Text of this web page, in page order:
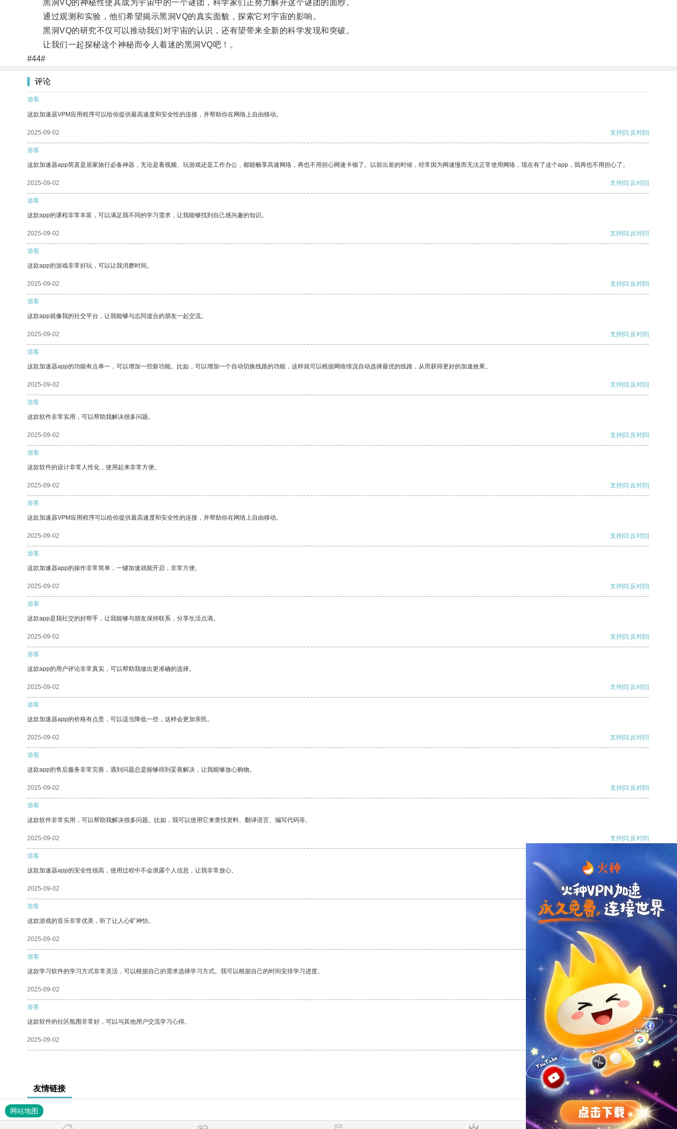
黑洞VQ的神秘性使其成为宇宙中的一个谜团，科学家们正努力解开这个谜团的面纱。
通过观测和实验，他们希望揭示黑洞VQ的真实面貌，探索它对宇宙的影响。
黑洞VQ的研究不仅可以推动我们对宇宙的认识，还有望带来全新的科学发现和突破。
让我们一起探秘这个神秘而令人着迷的黑洞VQ吧！。
#44#
评论
游客
这款加速器VPM应用程序可以给你提供最高速度和安全性的连接，并帮助你在网络上自由移动。
2025-09-02 支持[0] 反对[0]
游客
这款加速器app简直是居家旅行必备神器，无论是看视频、玩游戏还是工作办公，都能畅享高速网络，再也不用担心网速卡顿了。以前出差的时候，经常因为网速慢而无法正常使用网络，现在有了这个app，我再也不用担心了。
2025-09-02 支持[0] 反对[0]
游客
这款app的课程非常丰富，可以满足我不同的学习需求，让我能够找到自己感兴趣的知识。
2025-09-02 支持[0] 反对[0]
游客
这款app的游戏非常好玩，可以让我消磨时间。
2025-09-02 支持[0] 反对[0]
游客
这款app就像我的社交平台，让我能够与志同道合的朋友一起交流。
2025-09-02 支持[0] 反对[0]
游客
这款加速器app的功能有点单一，可以增加一些新功能。比如，可以增加一个自动切换线路的功能，这样就可以根据网络情况自动选择最优的线路，从而获得更好的加速效果。
2025-09-02 支持[0] 反对[0]
游客
这款软件非常实用，可以帮助我解决很多问题。
2025-09-02 支持[0] 反对[0]
游客
这款软件的设计非常人性化，使用起来非常方便。
2025-09-02 支持[0] 反对[0]
游客
这款加速器VPM应用程序可以给你提供最高速度和安全性的连接，并帮助你在网络上自由移动。
2025-09-02 支持[0] 反对[0]
游客
这款加速器app的操作非常简单，一键加速就能开启，非常方便。
2025-09-02 支持[0] 反对[0]
游客
这款app是我社交的好帮手，让我能够与朋友保持联系，分享生活点滴。
2025-09-02 支持[0] 反对[0]
游客
这款app的用户评论非常真实，可以帮助我做出更准确的选择。
2025-09-02 支持[0] 反对[0]
游客
这款加速器app的价格有点贵，可以适当降低一些，这样会更加亲民。
2025-09-02 支持[0] 反对[0]
游客
这款app的售后服务非常完善，遇到问题总是能够得到妥善解决，让我能够放心购物。
2025-09-02 支持[0] 反对[0]
游客
这款软件非常实用，可以帮助我解决很多问题。比如，我可以使用它来查找资料、翻译语言、编写代码等。
2025-09-02 支持[0] 反对[0]
游客
这款加速器app的安全性很高，使用过程中不会泄露个人信息，让我非常放心。
2025-09-02 支持[0] 反对
游客
这款游戏的音乐非常优美，听了让人心旷神怡。
2025-09-02 支持
游客
这款学习软件的学习方式非常灵活，可以根据自己的需求选择学习方式。我可以根据自己的时间安排学习进度。
2025-09-02 反对 [0]
游客
这款软件的社区氛围非常好，可以与其他用户交流学习心得。
2025-09-02 支持[0] 反对[0]
友情链接
网站地图